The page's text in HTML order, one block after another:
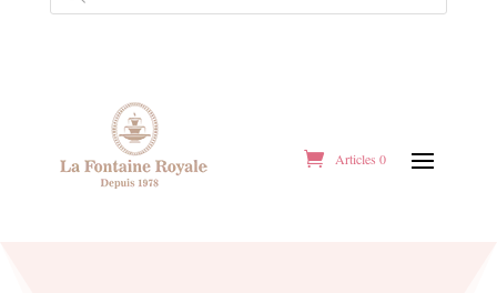
Articles 0